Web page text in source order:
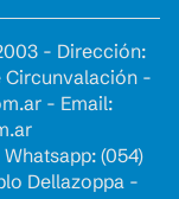
- Dirección:
Circunvalación -
- Email:
Whatsapp: (054)
Dellazoppa -